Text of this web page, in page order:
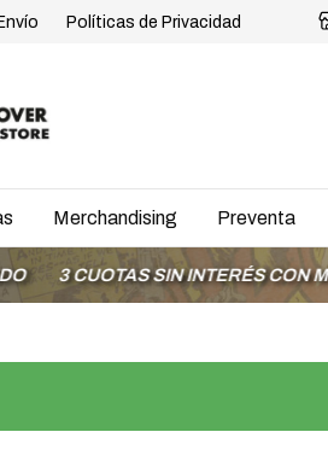
Políticas de Privacidad
Merchandising Preventa
SIN INTERÉS CON MODO